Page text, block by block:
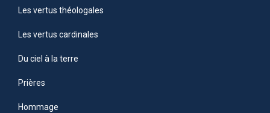
Les vertus théologales
Les vertus cardinales
Du ciel à la terre
Prières
Hommage